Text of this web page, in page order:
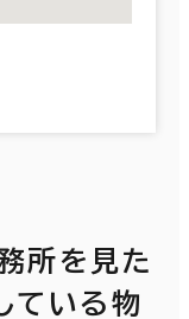
所を見た
ている物